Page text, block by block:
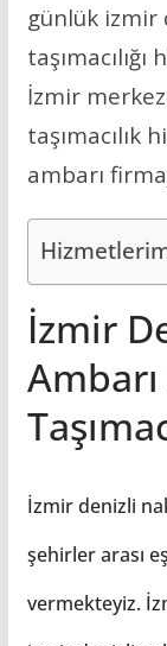
günlük izmir
İzmir
taşımacılık
ambarı
İzmir
İzmir denizli
şehirler arası
vermekteyiz.